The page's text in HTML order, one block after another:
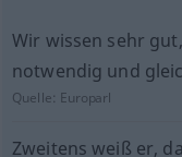
Wir wissen sehr
notwendig und
Quelle: Europarl
Zweitens weiß er,